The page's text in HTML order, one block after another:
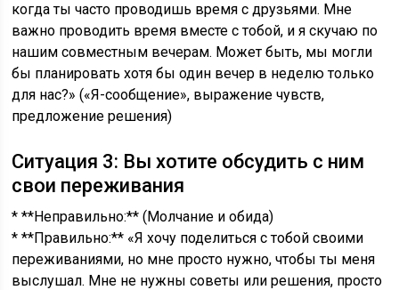
когда ты часто проводишь время с друзьями. Мне
важно проводить время вместе с тобой, и я скучаю по
нашим совместным вечерам. Может быть, мы могли
бы планировать хотя бы один вечер в неделю только
для нас?» («Я-сообщение», выражение чувств,
предложение решения)
Ситуация 3: Вы хотите обсудить с ним
свои переживания
* **Неправильно:** (Молчание и обида)
* **Правильно:** «Я хочу поделиться с тобой своими
переживаниями, но мне просто нужно, чтобы ты меня
выслушал. Мне не нужны советы или решения, просто